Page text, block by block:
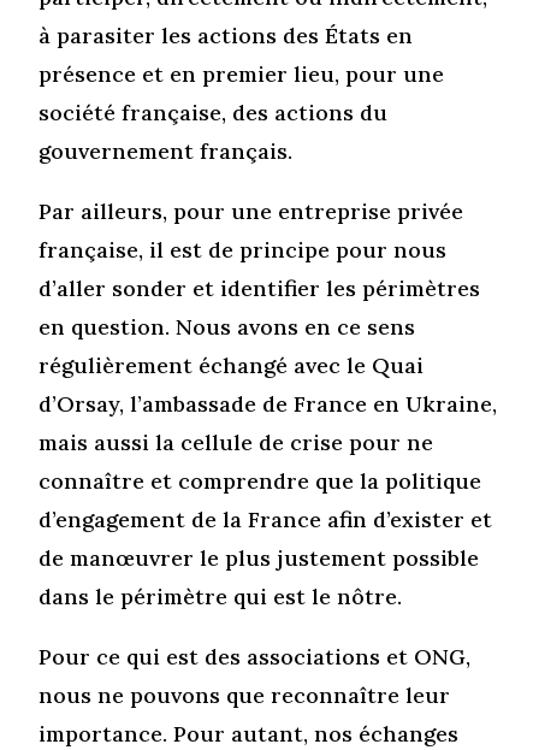
à parasiter les actions des États en
présence et en premier lieu, pour une
société française, des actions du
gouvernement français.
Par ailleurs, pour une entreprise privée
française, il est de principe pour nous
d’aller sonder et identifier les périmètres
en question. Nous avons en ce sens
régulièrement échangé avec le Quai
d’Orsay, l’ambassade de France en Ukraine,
mais aussi la cellule de crise pour ne
connaître et comprendre que la politique
d’engagement de la France afin d’exister et
de manœuvrer le plus justement possible
dans le périmètre qui est le nôtre.
Pour ce qui est des associations et ONG,
nous ne pouvons que reconnaître leur
importance. Pour autant, nos échanges